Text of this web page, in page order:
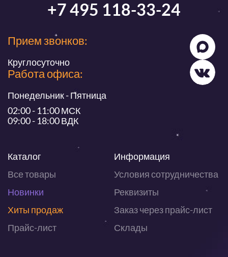
+7 495 118-33-24
Прием звонков:
Круглосуточно
Работа офиса:
Понедельник - Пятница
02:00 - 11:00 МСК
09:00 - 18:00 ВДК
Каталог
Все товары
Новинки
Хиты продаж
Прайс-лист
Информация
Условия сотрудничества
Реквизиты
Заказ через прайс-лист
Склады